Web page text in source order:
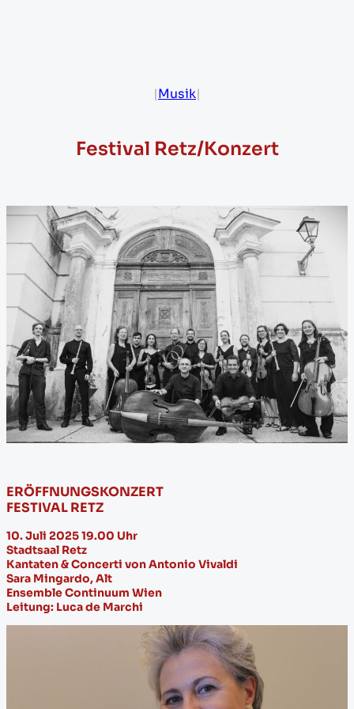
|Musik|
Festival Retz/Konzert
ERÖFFNUNGSKONZERT
FESTIVAL RETZ
10. Juli 2025 19.00 Uhr
Stadtsaal Retz
Kantaten & Concerti von Antonio Vivaldi
Sara Mingardo, Alt
Ensemble Continuum Wien
Leitung: Luca de Marchi